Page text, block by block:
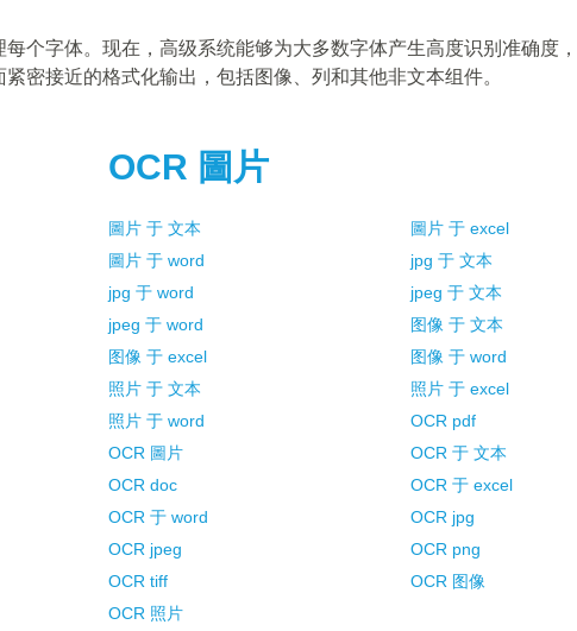
个字体。现在，高级系统能够为大多数字体产生高度识别准确度
密接近的格式化输出，包括图像、列和其他非文本组件。
OCR 圖片
圖片 于 文本
圖片 于 excel
圖片 于 word
jpg 于 文本
jpg 于 word
jpeg 于 文本
jpeg 于 word
图像 于 文本
图像 于 excel
图像 于 word
照片 于 文本
照片 于 excel
照片 于 word
OCR pdf
OCR 圖片
OCR 于 文本
OCR doc
OCR 于 excel
OCR 于 word
OCR jpg
OCR jpeg
OCR png
OCR tiff
OCR 图像
OCR 照片